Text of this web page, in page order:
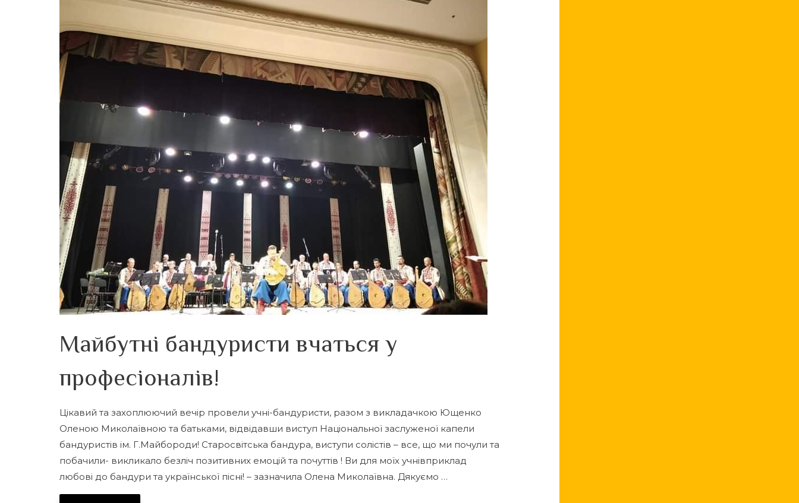
Майбутні бандуристи вчаться у
професіоналів!
Цікавий та захоплюючий вечір провели учні-бандуристи, разом з викладачкою Ющенко
Оленою Миколаївною та батьками, відвідавши виступ Національної заслуженої капели
бандуристів ім. Г.Майбороди! Старосвітська бандура, виступи солістів – все, що ми почули та
побачили- викликало безліч позитивних емоцій та почуттів ! Ви для моїх учнівприклад
любові до бандури та української пісні! – зазначила Олена Миколаївна. Дякуємо …